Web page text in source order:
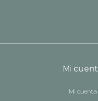
Mi
Mi cuenta